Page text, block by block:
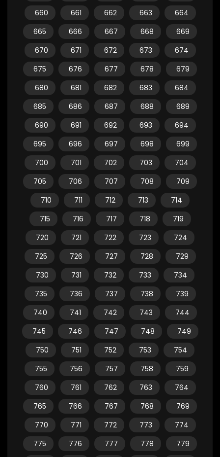
660
661 662 663
664
665
666 667 668
669
670
671 672 673
674
675
676 677 678
679
680
681 682 683
684
685
686 687 688
689
690
691 692 693
694
695
696 697 698
699
700
701 702 703
704
705
706 707 708
709
710
711 712 713
714
715
716 717 718
719
720
721 722 723
724
725
726 727 728
729
730
731 732 733
734
735
736 737 738
739
740
741 742 743
744
745
746 747 748
749
750
751 752 753
754
755
756 757 758
759
760
761 762 763
764
765
766 767 768
769
770
771 772 773
774
775
776 777 778
779